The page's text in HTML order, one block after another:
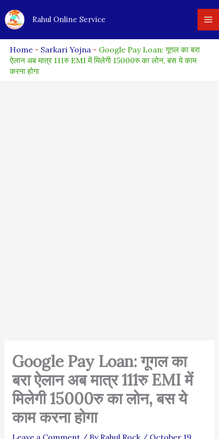
to
Rahul Online Service
Home - Sarkari Yojna - Google Pay Loan: गूगल का बरा
ऐलान अब मात्र 111रु EMI में मिलेगी 15000रु का लोन, बस ये काम
करना होगा
Google Pay Loan: गूगल का
बरा ऐलान अब मात्र 111रु EMI में
मिलेगी 15000रु का लोन, बस ये
काम करना होगा
Leave a Comment / By Rahul Rock / October 19,